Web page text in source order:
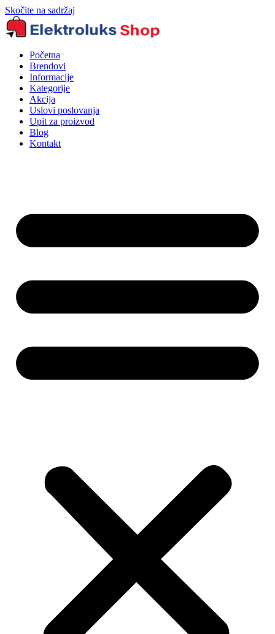
Skočite na sadržaj
Početna
Brendovi
Informacije
Kategorije
Akcija
Uslovi poslovanja
Upit za proizvod
Blog
Kontakt